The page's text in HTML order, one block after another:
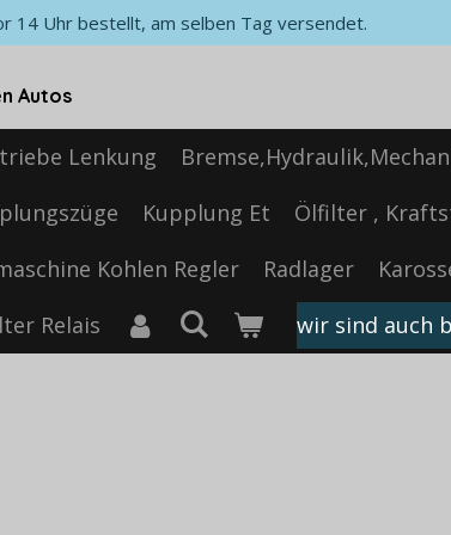
14 Uhr bestellt, am selben Tag versendet.
Autos
Lenkung
Kupplung Et
Ölfilter ,
Kohlen Regler Radlager
Relais wir sind auch